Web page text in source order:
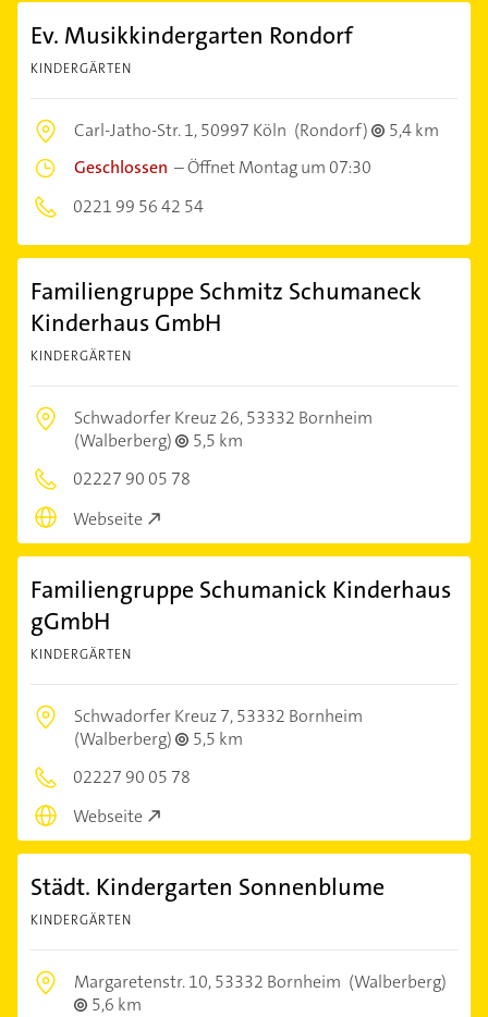
Ev. Musikkindergarten Rondorf
KINDERGÄRTEN
Carl-Jatho-Str. 1,50997 Köln (Rondorf)
5,4 km
Geschlossen –Öffnet Montag um 07:30
0221 99 56 42 54
Familiengruppe Schmitz Schumaneck
Kinderhaus GmbH
KINDERGÄRTEN
Schwadorfer Kreuz 26,53332 Bornheim
(Walberberg)
5,5 km
02227 90 05 78
Webseite
Familiengruppe Schumanick Kinderhaus
gGmbH
KINDERGÄRTEN
Schwadorfer Kreuz 7,53332 Bornheim
(Walberberg)
5,5 km
02227 90 05 78
Webseite
Städt. Kindergarten Sonnenblume
KINDERGÄRTEN
Margaretenstr. 10,53332 Bornheim (Walberberg)
5,6 km